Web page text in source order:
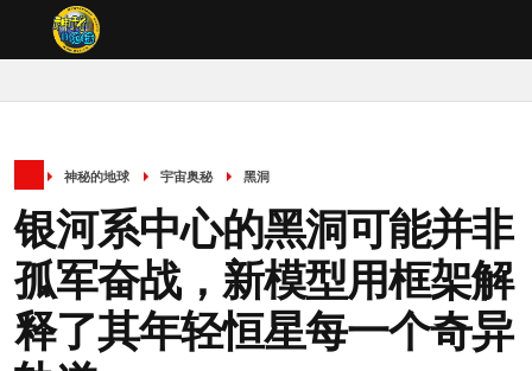
神秘的地球 宇宙奥秘 黑洞
银河系中心的黑洞可能并非
孤军奋战，新模型用框架解
释了其年轻恒星每一个奇异